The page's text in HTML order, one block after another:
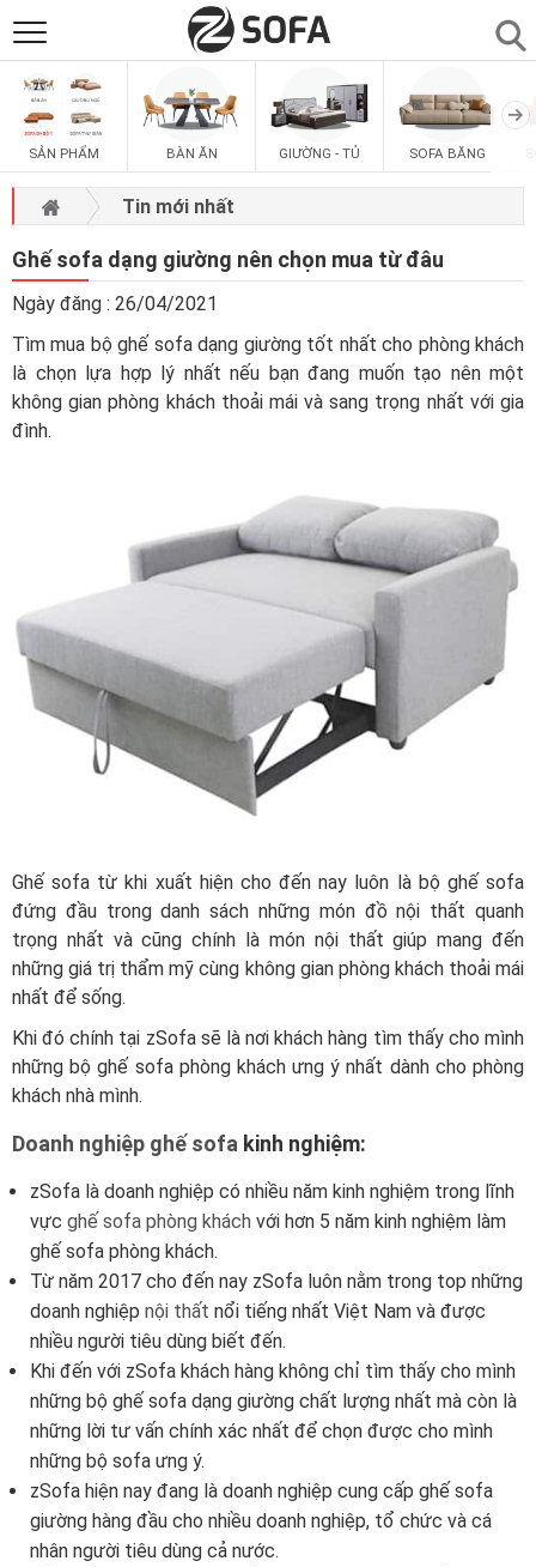
SẢN PHẨM
SOFAS
PHÒNG NGỦ
PHÒNG KHÁCH
SẢN PHẨM BÀN ĂN GIƯỜNG - TỦ SOFA BĂNG
Tin mới nhất
Ghế sofa dạng giường nên chọn mua từ đâu
Ngày đăng : 26/04/2021
Tìm mua bộ ghế sofa dạng giường tốt nhất cho phòng khách
là chọn lựa hợp lý nhất nếu bạn đang muốn tạo nên một
không gian phòng khách thoải mái và sang trọng nhất với gia
đình.
Ghế sofa từ khi xuất hiện cho đến nay luôn là bộ ghế sofa
đứng đầu trong danh sách những món đồ nội thất quanh
trọng nhất và cũng chính là món nội thất giúp mang đến
những giá trị thẩm mỹ cùng không gian phòng khách thoải mái
nhất để sống.
Khi đó chính tại zSofa sẽ là nơi khách hàng tìm thấy cho mình
những bộ ghế sofa phòng khách ưng ý nhất dành cho phòng
khách nhà mình.
Doanh nghiệp ghế sofa kinh nghiệm:
zSofa là doanh nghiệp có nhiều năm kinh nghiệm trong lĩnh
vực ghế sofa phòng khách với hơn 5 năm kinh nghiệm làm
ghế sofa phòng khách.
Từ năm 2017 cho đến nay zSofa luôn nằm trong top những
doanh nghiệp nội thất nổi tiếng nhất Việt Nam và được
nhiều người tiêu dùng biết đến.
Khi đến với zSofa khách hàng không chỉ tìm thấy cho mình
những bộ ghế sofa dạng giường chất lượng nhất mà còn là
những lời tư vấn chính xác nhất để chọn được cho mình
những bộ sofa ưng ý.
zSofa hiện nay đang là doanh nghiệp cung cấp ghế sofa
giường hàng đầu cho nhiều doanh nghiệp, tổ chức và cá
nhân người tiêu dùng cả nước.